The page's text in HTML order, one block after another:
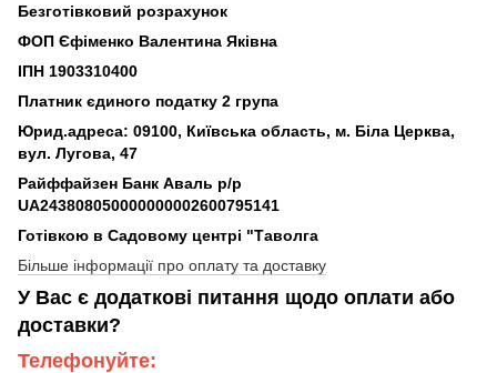
Безготівковий розрахунок
ФОП Єфіменко Валентина Яківна
ІПН 1903310400
Платник єдиного податку 2 група
Юрид.адреса: 09100, Київська область, м. Біла Церква,
вул. Лугова, 47
Райффайзен Банк Аваль р/р
UA243808050000000002600795141
Готівкою в Садовому центрі "Таволга
Більше інформації про оплату та доставку
У Вас є додаткові питання щодо оплати або
доставки?
Телефонуйте: